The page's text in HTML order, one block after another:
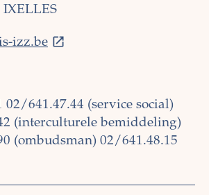
IXELLES
izz.be
02/641.47.44 (service social)
(interculturele bemiddeling)
(ombudsman) 02/641.48.15